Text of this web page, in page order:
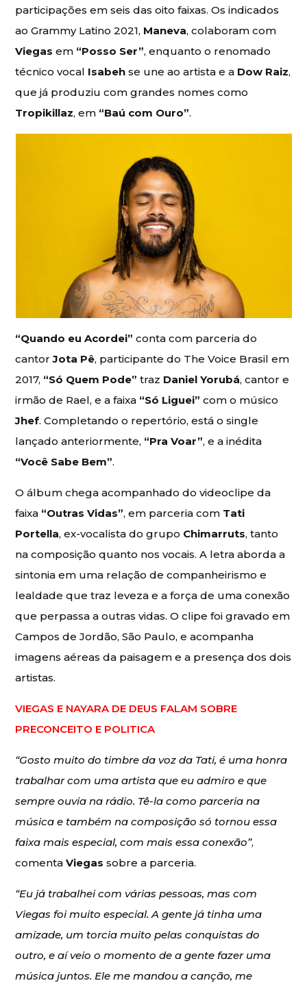
participações em seis das oito faixas. Os indicados
ao Grammy Latino 2021, Maneva, colaboram com
Viegasem “Posso Ser”, enquanto o renomado
técnico vocal Isabeh se une ao artista e a Dow Raiz,
que já produziu com grandes nomes como
Tropikillaz, em “Baú com Ouro”.
“Quando eu Acordei” conta com parceria do
cantorJota Pê, participante do The Voice Brasil em
2017, “Só Quem Pode” traz Daniel Yorubá, cantor e
irmão de Rael, e a faixa “Só Liguei” com o músico
Jhef. Completando o repertório, está o single
lançado anteriormente, “Pra Voar”, e a inédita
“Você Sabe Bem”.
O álbum chega acompanhado do videoclipe da
faixa “Outras Vidas”, em parceria com Tati
Portella, ex-vocalista do grupo Chimarruts, tanto
na composição quanto nos vocais. A letra aborda a
sintonia em uma relação de companheirismo e
lealdade que traz leveza e a força de uma conexão
que perpassa a outras vidas. O clipe foi gravado em
Campos de Jordão, São Paulo, e acompanha
imagens aéreas da paisagem e a presença dos dois
artistas.
VIEGAS E NAYARA DE DEUS FALAM SOBRE
PRECONCEITO E POLITICA
“Gosto muito do timbre da voz da Tati, é uma honra
trabalhar com uma artista que eu admiro e que
sempre ouvia na rádio. Tê-la como parceria na
música e também na composição só tornou essa
faixa mais especial, com mais essa conexão”,
comentaViegas sobre a parceria.
“Eu já trabalhei com várias pessoas, mas com
Viegas foi muito especial. A gente já tinha uma
amizade, um torcia muito pelas conquistas do
outro, e aí veio o momento de a gente fazer uma
música juntos. Ele me mandou a canção, me